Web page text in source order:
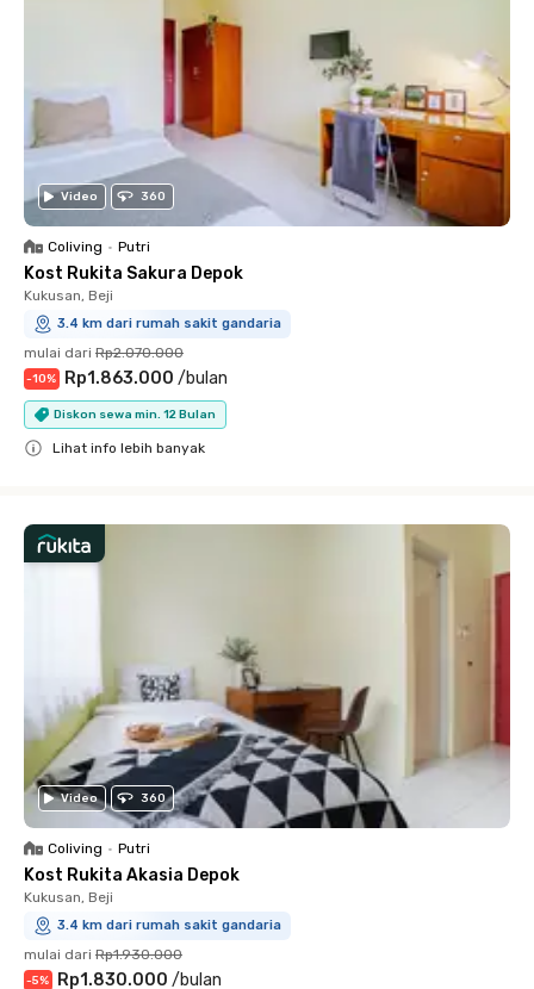
Video 360
Coliving • Putri
Kost Rukita Sakura Depok
Kukusan, Beji
3.4 km dari rumah sakit gandaria
mulai dari Rp2.070.000
-10% Rp1.863.000 /bulan
Diskon sewa min. 12 Bulan
Lihat info lebih banyak
Video 360
Coliving • Putri
Kost Rukita Akasia Depok
Kukusan, Beji
3.4 km dari rumah sakit gandaria
mulai dari Rp1.930.000
-5% Rp1.830.000 /bulan